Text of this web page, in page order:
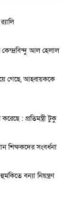
আল হেলাল
গেছে, আহ্বায়ককে
: প্রতিমন্ত্রী টুকু
শিক্ষকদের সংবর্ধনা
বন্যা নিয়ন্ত্রণ